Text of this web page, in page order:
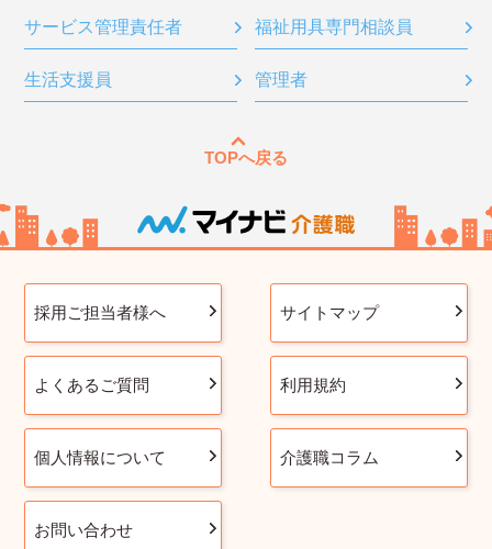
サービス管理責任者 福祉用具専門相談員
生活支援員 管理者
TOPへ戻る
採用ご担当者様へ サイトマップ
よくあるご質問 利用規約
個人情報について 介護職コラム
お問い合わせ